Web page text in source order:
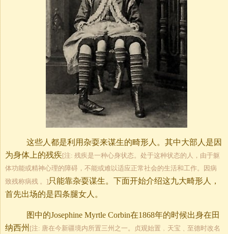
这些人都是利用杂耍来谋生的畸形人。其中大部人是因
为身体上的残疾[注: 残疾是一种心身状态。处于这种状态的人，由于躯
体功能或精神心理的障碍，不能或难以适应正常社会的生活和工作。因病
致残称病残 。] 只能靠杂耍谋生。下面开始介绍这九大畸形人，
首先出场的是四条腿女人。
图中的Josephine Myrtle Corbin在1868年的时候出身在田
纳西州 [注: 唐在今新疆境内所置三州之一。贞观始置﹐天宝﹑至德时改名